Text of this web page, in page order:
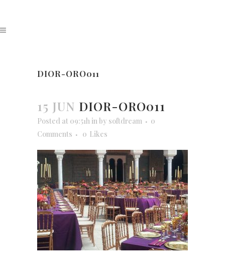
DIOR-ORO011
15 JUN DIOR-ORO011
Posted at 09:51h inby softdream
0
Comments
0 Likes